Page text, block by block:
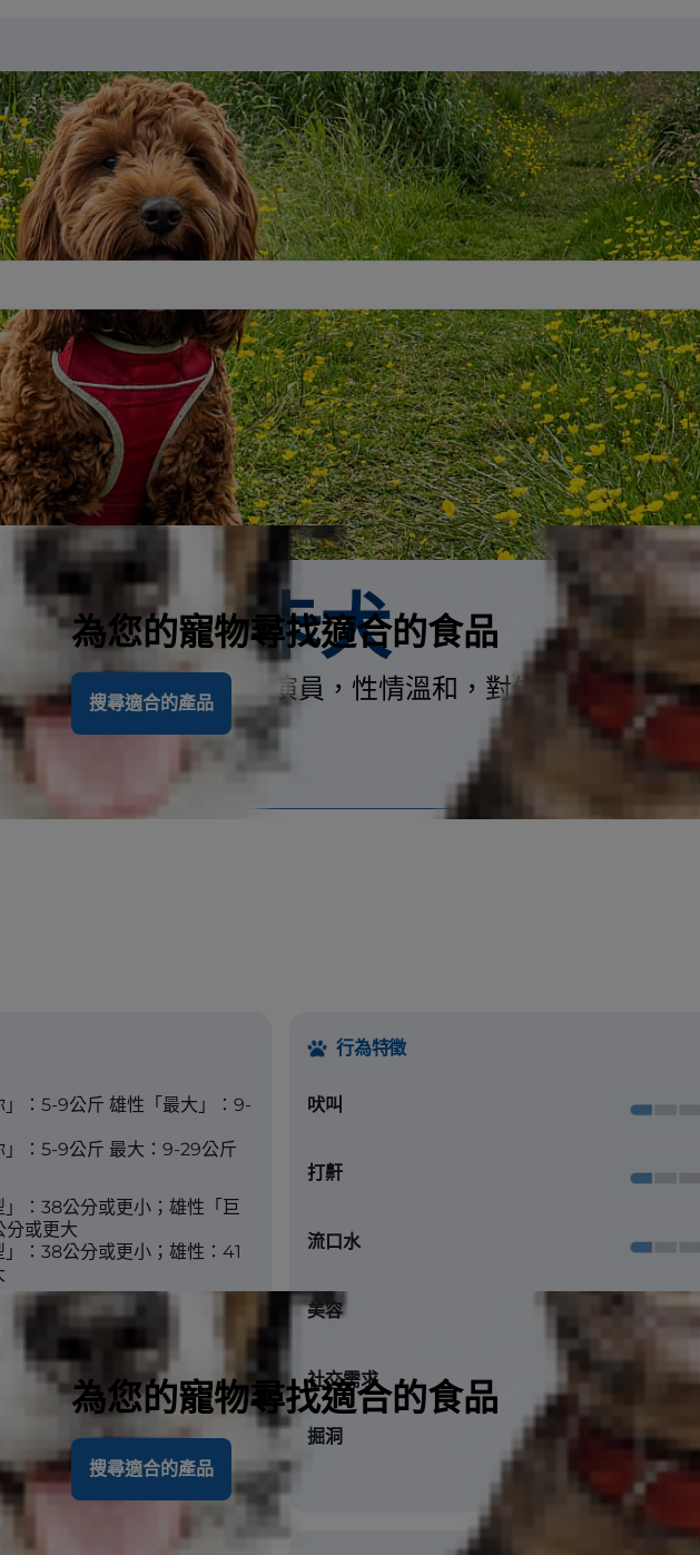
為您的寵物尋找適合的食品
搜尋適合的產品
為您的寵物尋找適合的食品
搜尋適合的產品
可卡犬
友善又深情的小喜劇演員，性情溫和，對生活充滿熱情。
」：5-9公斤 雄性「最大」：9-
」：5-9公斤 最大：9-29公斤
」：38公分或更小；雄性「巨
分或更大
」：38公分或更小；雄性：41
行為特徵
吠叫
打鼾
流口水
美容
社交需求
掘洞